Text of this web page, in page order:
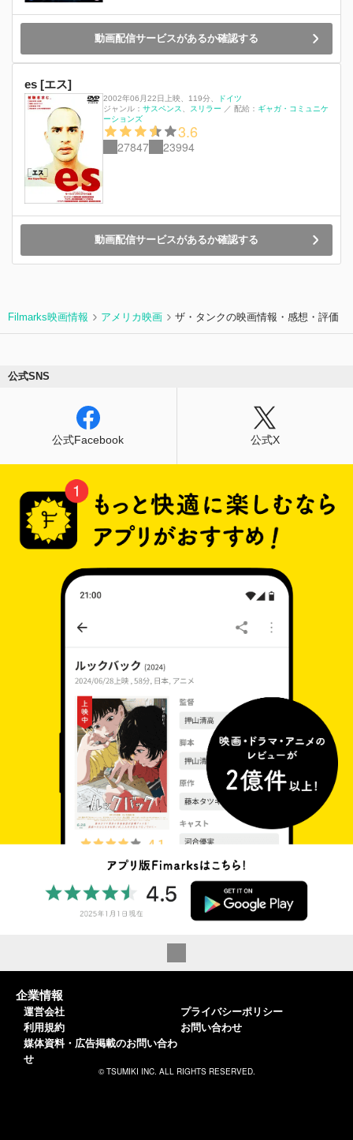
動画配信サービスがあるか確認する
es [エス]
2002年06月22日上映 119分
ドイツ
ジャンル： サスペンス スリラー ／ 配給： ギャガ・コミュニケ
ーションズ
3.6
27847 23994
動画配信サービスがあるか確認する
Filmarks映画情報 アメリカ映画 ザ・タンクの映画情報・感想・評価
公式SNS
公式Facebook 公式X
企業情報
運営会社
利用規約
媒体資料・広告掲載のお問い合わ
せ
プライバシーポリシー
お問い合わせ
© TSUMIKI INC. ALL RIGHTS RESERVED.